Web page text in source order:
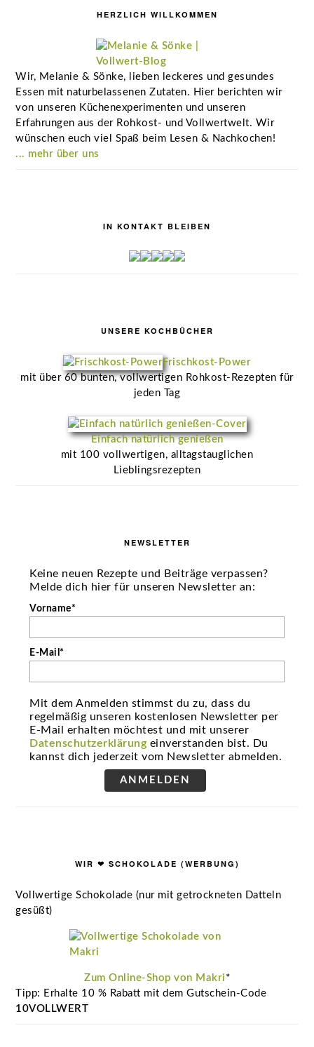
HERZLICH WILLKOMMEN
Wir, Melanie & Sönke, lieben leckeres und gesundes
Essen mit naturbelassenen Zutaten. Hier berichten wir
von unseren Küchenexperimenten und unseren
Erfahrungen aus der Rohkost- und Vollwertwelt. Wir
wünschen euch viel Spaß beim Lesen & Nachkochen!
... mehr über uns
IN KONTAKT BLEIBEN
UNSERE KOCHBÜCHER
Frischkost-Power
mit über 60 bunten, vollwertigen Rohkost-Rezepten für
jeden Tag
Einfach natürlich genießen
mit 100 vollwertigen, alltagstauglichen
Lieblingsrezepten
NEWSLETTER
Keine neuen Rezepte und Beiträge verpassen?
Melde dich hier für unseren Newsletter an:
Vorname*
E-Mail*
Mit dem Anmelden stimmst du zu, dass du
regelmäßig unseren kostenlosen Newsletter per
E-Mail erhalten möchtest und mit unserer
Datenschutzerklärung einverstanden bist. Du
kannst dich jederzeit vom Newsletter abmelden.
ANMELDEN
WIR ❤ SCHOKOLADE (WERBUNG)
Vollwertige Schokolade (nur mit getrockneten Datteln
gesüßt)
Zum Online-Shop von Makri *
Tipp: Erhalte 10 % Rabatt mit dem Gutschein-Code
10VOLLWERT